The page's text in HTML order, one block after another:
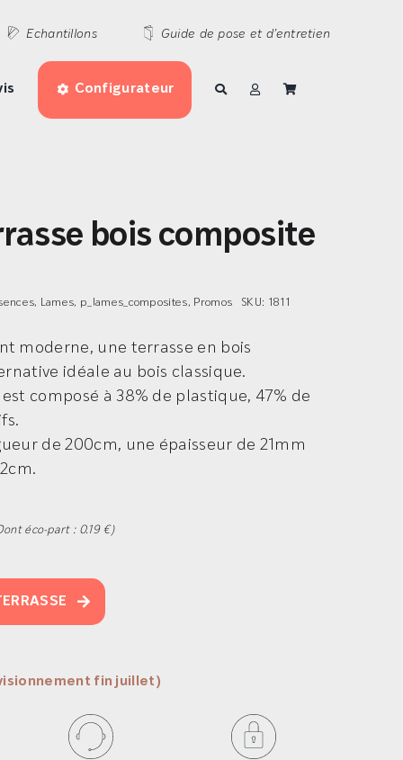
Echantillons Guide de pose et d’entretien
Configurateur
bois composite
, Lames, p_lames_composites, Promos SKU: 1811
moderne, une terrasse en bois
idéale au bois classique.
composé à 38% de plastique, 47% de
de 200cm, une épaisseur de 21mm
éco-part : 0.19 €)
fin juillet)